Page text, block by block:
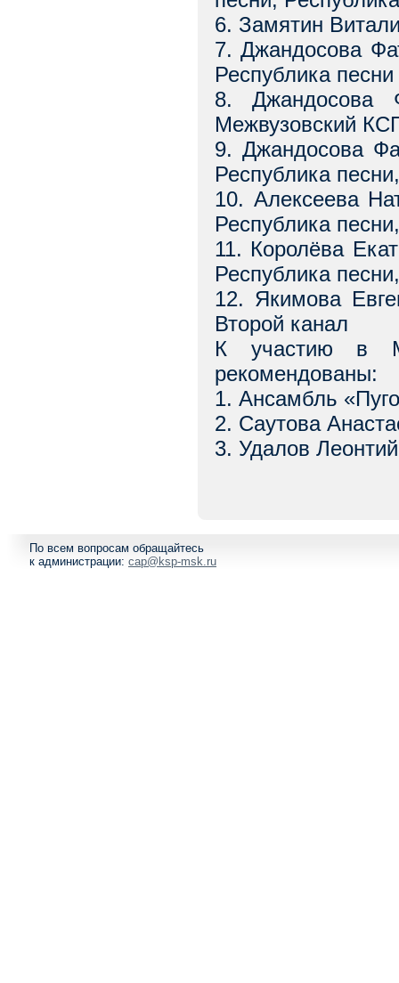
6. Замятин
7. Джандосова
Республика песни
8. Джандосова
Межвузовский
9. Джандосова
Республика
10. Алексеева
Республика
11. Королёва
Республика
12. Якимова
Второй канал
К участию в
рекомендованы:
1. Ансамбль
2. Саутова
3. Удалов
По всем вопросам обращайтесь
к администрации: cap@ksp-msk.ru